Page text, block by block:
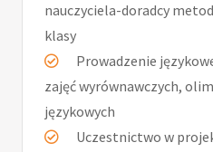
nauczyciela-doradcy
klasy
Prowadzenie
zajęć wyrównawczych,
językowych
Uczestnictwo w